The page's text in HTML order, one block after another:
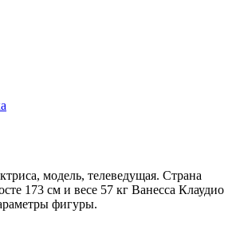
модель, телеведущая. Страна
173 см и весе 57 кг Ванесса Клаудио
фигуры.